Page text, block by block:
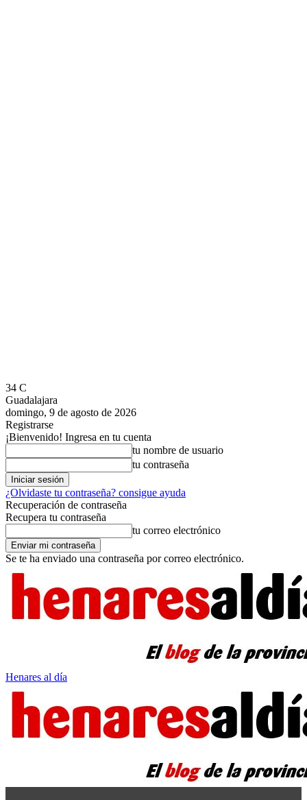
34 C
Guadalajara
domingo, 9 de agosto de 2026
Registrarse
¡Bienvenido! Ingresa en tu cuenta
tu nombre de usuario
tu contraseña
¿Olvidaste tu contraseña? consigue ayuda
Recuperación de contraseña
Recupera tu contraseña
tu correo electrónico
Se te ha enviado una contraseña por correo electrónico.
Henares al día